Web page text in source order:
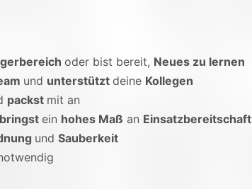
oder bist bereit, Neues zu lernen
und unterstützt deine Kollegen
packst mit an
bringst ein hohes Maß an Einsatzbereitschaft
und Sauberkeit